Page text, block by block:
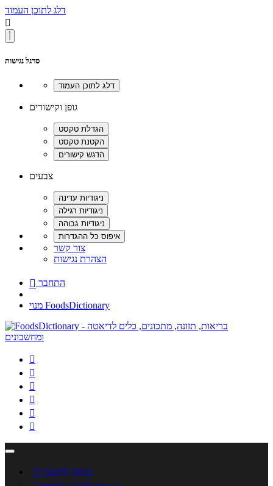
דלג לתוכן העמוד

סרגל נגישות
גופן וקישורים
צבעים
צור קשר
הצהרת נגישות
 התחבר
מנוי FoodsDictionary






 כניסה לחשבון